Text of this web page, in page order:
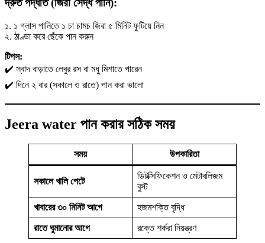
দ্রুত পদ্ধতি (জিরা সেদ্ধ পানি):
১. ১ গ্লাস পানিতে ১ চা চামচ জিরা ৫ মিনিট ফুটিয়ে নিন
২. ঠাণ্ডা করে ছেঁকে পান করুন
টিপস:
✔️ স্বাদ বাড়াতে লেবুর রস বা মধু মিশাতে পারেন
✔️ দিনে ২ বার (সকালে ও রাতে) পান করা ভালো
Jeera water পান করার সঠিক সময়
সময় উপকারিতা
সকালে খালি পেটে
ডিটক্সিফিকেশন ও মেটাবলিজম
বুস্ট
খাবারের ৩০ মিনিট আগে হজমশক্তি বৃদ্ধি
রাতে ঘুমানোর আগে রক্তে শর্করা নিয়ন্ত্রণ